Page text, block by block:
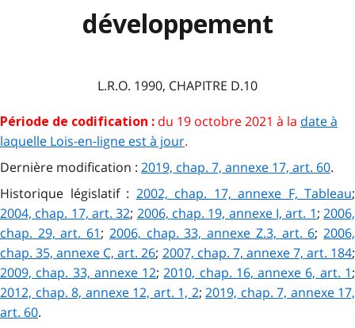
développement
L.R.O. 1990, CHAPITRE D.10
Période de codification : du 19 octobre 2021 à la date à
laquelle Lois-en-ligne est à jour.
Dernière modification : 2019, chap. 7, annexe 17, art. 60.
Historique législatif : 2002, chap. 17, annexe F, Tableau;
2004, chap. 17, art. 32; 2006, chap. 19, annexe I, art. 1;2006,
chap. 29, art. 61; 2006, chap. 33, annexe Z.3, art. 6;2006,
chap. 35, annexe C, art. 26; 2007, chap. 7, annexe 7, art. 184;
2009, chap. 33, annexe 12;2010, chap. 16, annexe 6, art. 1;
2012, chap. 8, annexe 12, art. 1, 2; 2019, chap. 7, annexe 17,
art. 60.